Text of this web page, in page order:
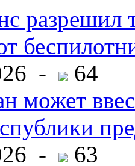
разрешил
-
64
может
-
63